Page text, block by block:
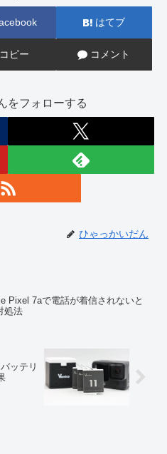
はてブ
コピー コメント
をフォローする
ひゃっかいだん
Pixel 7aで電話が着信されないと
処法
ッテリ